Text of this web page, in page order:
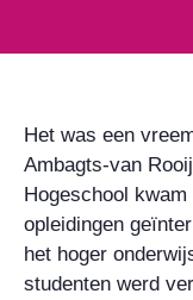
Het was een
Ambagts-van
Hogeschool
opleidingen
het hoger
studenten werd